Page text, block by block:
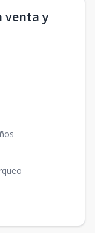
venta y